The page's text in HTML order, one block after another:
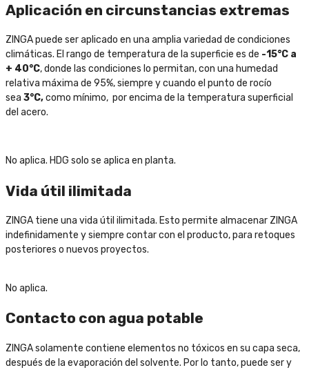
Aplicación en circunstancias extremas
ZINGA puede ser aplicado en una amplia variedad de condiciones
climáticas. El rango de temperatura de la superficie es de -15°C a
+ 40°C, donde las condiciones lo permitan, con una humedad
relativa máxima de 95%, siempre y cuando el punto de rocío
sea 3°C,como mínimo, por encima de la temperatura superficial
del acero.
No aplica. HDG solo se aplica en planta.
Vida útil ilimitada
ZINGA tiene una vida útil ilimitada. Esto permite almacenar ZINGA
indefinidamente y siempre contar con el producto, para retoques
posteriores o nuevos proyectos.
No aplica.
Contacto con agua potable
ZINGA solamente contiene elementos no tóxicos en su capa seca,
después de la evaporación del solvente. Por lo tanto, puede ser y